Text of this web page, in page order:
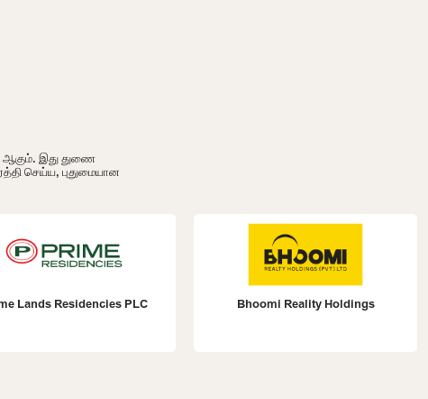
ஆகும். இது துணை
செய்ய, புதுமையான
Lands Residencies PLC Bhoomi Reality Holdings